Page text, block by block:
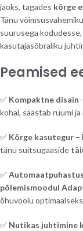
jaoks, tagades kõrge
Tänu
suurusega
kasutajasõbraliku
Peamised
✅ Kompaktne disain
kohal, säästab ruumi
✅ Kõrge kasutegur –
tänu suitsugaaside
✅
põlemismoodul
õhuvoolu
✅ Nutikas juhtimine